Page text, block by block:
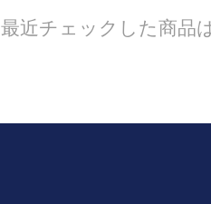
最近チェックした商品